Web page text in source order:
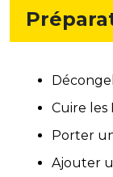
Cuire les
Porter
Ajouter